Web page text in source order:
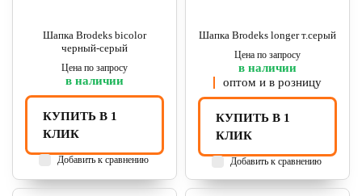
Шапка Brodeks bicolor
черный-серый
Цена по запросу
в наличии
КУПИТЬ В 1
КЛИК
Добавить к сравнению
Шапка Brodeks longer т.серый
Цена по запросу
в наличии
оптом и в розницу
КУПИТЬ В 1
КЛИК
Добавить к сравнению